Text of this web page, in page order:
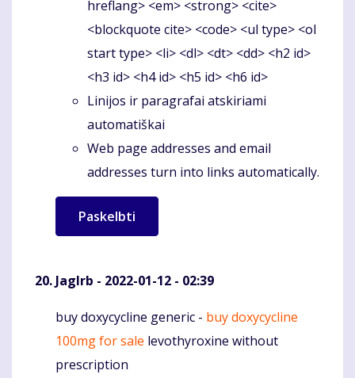
hreflang> <em> <strong> <cite>
<blockquote cite> <code> <ul type> <ol
start type> <li> <dl> <dt> <dd> <h2 id>
<h3 id> <h4 id> <h5 id> <h6 id>
Linijos ir paragrafai atskiriami
automatiškai
Web page addresses and email
addresses turn into links automatically.
Jaglrb - 2022-01-12 - 02:39
Komentaras
buy doxycycline generic - buy doxycycline
100mg for sale levothyroxine without
prescription